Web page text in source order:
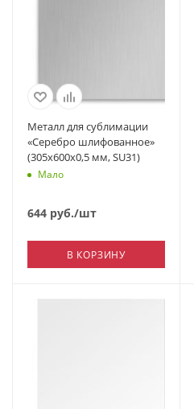
Металл для сублимации
«Серебро шлифованное»
(305х600х0,5 мм, SU31)
Мало
644 руб./шт
В КОРЗИНУ